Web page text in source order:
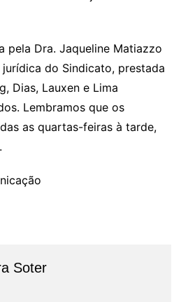
pela Dra. Jaqueline Matiazzo
jurídica do Sindicato, prestada
Dias, Lauxen e Lima
Lembramos que os
as quartas-feiras à tarde,
Soter